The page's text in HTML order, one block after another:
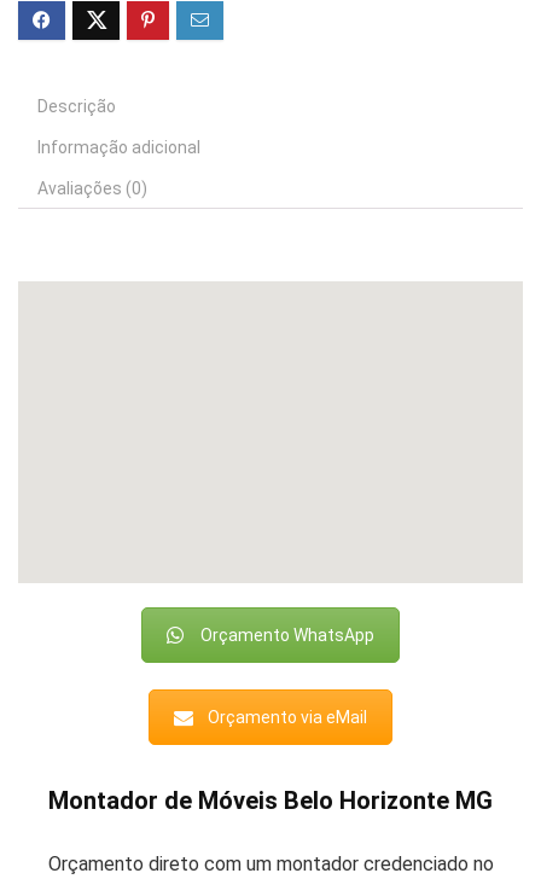
Descrição
Informação adicional
Avaliações (0)
Orçamento WhatsApp
Orçamento via eMail
Montador de Móveis Belo Horizonte MG
Orçamento direto com um montador credenciado no